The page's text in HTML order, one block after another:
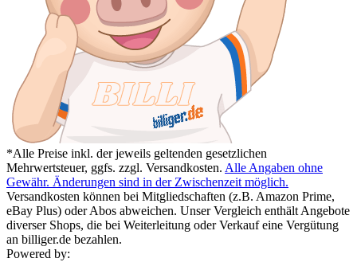
*Alle Preise inkl. der jeweils geltenden gesetzlichen
Mehrwertsteuer, ggfs. zzgl. Versandkosten. Alle Angaben ohne
Gewähr. Änderungen sind in der Zwischenzeit möglich.
Versandkosten können bei Mitgliedschaften (z.B. Amazon Prime,
eBay Plus) oder Abos abweichen. Unser Vergleich enthält Angebote
diverser Shops, die bei Weiterleitung oder Verkauf eine Vergütung
an billiger.de bezahlen.
Powered by: